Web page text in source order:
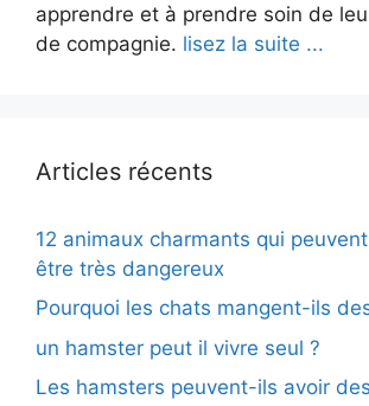
apprendre et à prendre soin de
de compagnie. lisez la suite ...
Articles récents
12 animaux charmants qui
être très dangereux
Pourquoi les chats mangent-ils
un hamster peut il vivre seul ?
Les hamsters peuvent-ils avoir